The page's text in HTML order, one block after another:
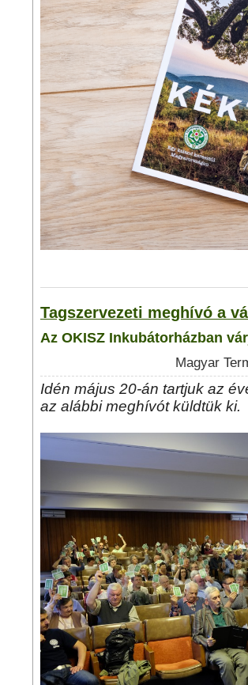
Tagszervezeti meghívó a
Az OKISZ Inkubátorházban
Magyar
Idén május 20-án tartjuk az
az alábbi meghívót küldtük ki.